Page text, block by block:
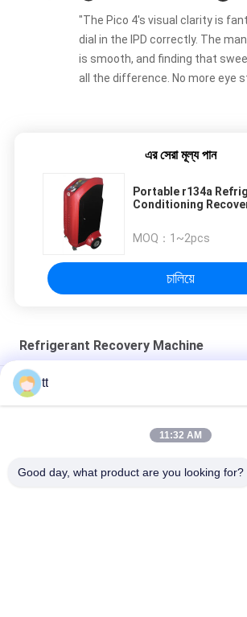
"The Pico 4's visual clarity is
dial in the IPD correctly. The
is smooth, and finding that
all the difference. No more eye
manual adjustment is smooth,
sweet spot makes all the
eye strain during long sessions.
recommend taking the time to
properly!""The Pico 4's visual
once you dial in the IPD correctly.
adjustment is smooth, and
spot makes all the difference.
4's visual clarity is fantastic once
the difference. No more eye
sessions. Highly r
এর সেরা মূল্য পান
Portable r134a
Conditioning
MOQ： 1~2pcs
চালিয়ে
Refrigerant Recovery Machine
refrigerant recovery machine freon filling
Unit And Gas Charge Machine
CM3000A Refrigerant recovery machine
tt
11:32 AM
Good day, what product are you looking for?